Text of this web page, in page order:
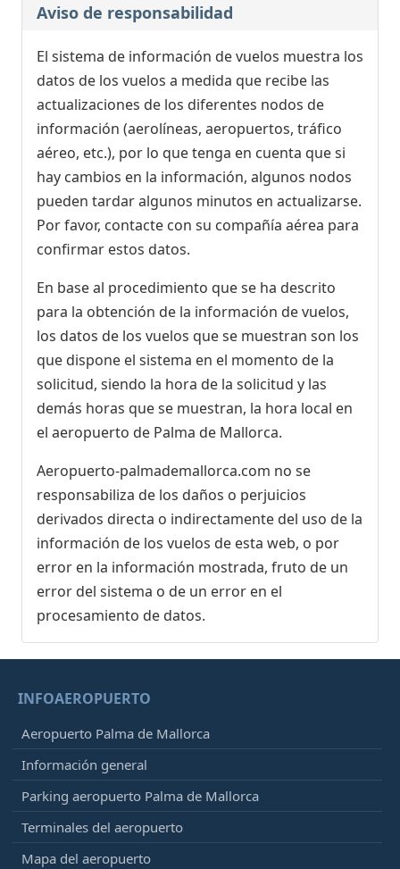
Aviso de responsabilidad
El sistema de información de vuelos muestra los
datos de los vuelos a medida que recibe las
actualizaciones de los diferentes nodos de
información (aerolíneas, aeropuertos, tráfico
aéreo, etc.), por lo que tenga en cuenta que si
hay cambios en la información, algunos nodos
pueden tardar algunos minutos en actualizarse.
Por favor, contacte con su compañía aérea para
confirmar estos datos.
En base al procedimiento que se ha descrito
para la obtención de la información de vuelos,
los datos de los vuelos que se muestran son los
que dispone el sistema en el momento de la
solicitud, siendo la hora de la solicitud y las
demás horas que se muestran, la hora local en
el aeropuerto de Palma de Mallorca.
Aeropuerto-palmademallorca.com no se
responsabiliza de los daños o perjuicios
derivados directa o indirectamente del uso de la
información de los vuelos de esta web, o por
error en la información mostrada, fruto de un
error del sistema o de un error en el
procesamiento de datos.
INFOAEROPUERTO
Aeropuerto Palma de Mallorca
Información general
Parking aeropuerto Palma de Mallorca
Terminales del aeropuerto
Mapa del aeropuerto